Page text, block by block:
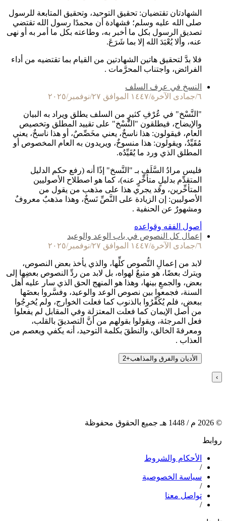
الشهادتان تقتضيان: تحقيق التوحيد، وتحقيق المتابعة للرسول
صلى الله عليه وسلم؛ فشهادة أن محمدًا رسول الله تقتضي
تصديق الرسول بكل ما أخبر به، وطاعته بكل ما أمر به أو نهى
عنه، وألا يُعْبَدَ الله إلا بما شَرَعَ.
فلا بدَّ لتحقيق هاتين الشهادتين من القيام بما تقتضيه من أداء
الفرائض، واجتناب المحرَّمات .
النسخ في عرف السلف
٦/جمادى الآخرة/١٤٤٧ الموافق ٢٧/نوفمبر/٢٠٢٥
"النَّسْخ" في عُرْفِ كثيرٍ من السلف يطلق ويراد به البيان
والإيضاح، فيطلقون "النَّسْخ" على تقييد المطلق وتخصيص
العام، فيقولون: هذا ناسخٌ، يعني مخَصِّصٌ، أو هذا ناسخٌ، يعني
مُقَيِّدٌ، ويقولون: هذا منسوخٌ، ويريدون به العام المخصوص أو
المطلق الذي ورد ما يُقَيِّدُه.
فليس مرادُ السَّلَفِ بـ "النَّسخ" إذًا أنه (رفع حكم الدليل
المتقدِّم بدليلٍ متأخِّرٍ عنه)، كما هو اصطلاح الأصوليين
المتأخِّرين، وقد يجري هذا على مذهب من يقول من
الأصوليين: إن الزيادة على النَّصِّ نَسخٌ، وهذا مذهبٌ معروفٌ
ومشهورٌ عن الحنفية .
أصول الفقه وقواعده
إعمال كل النصوص في باب الوعد والوعيد
٦/جمادى الآخرة/١٤٤٧ الموافق ٢٧/نوفمبر/٢٠٢٥
لابد من إعمالِ النُّصوص كلِّها، والذي يأخذ بعض النصوص،
ويترك بعضًا، هو متبعٌ لهواه، بل لابد من ردِّ النصوص بعضِها إلى
بعض، والجمعِ بينها، وهذا هو المنهج الحق الذي سار عليه أهل
السنة، فجمعوا بين نصوص الوعد والوعيد، وفسَّروا بعضَها
ببعض، فلم يُكَفِّرُوا بالذنوب كما فعلت الخوارج، ولم يُخرِجُوا
من أصل الإيمان كما فعلت المعتزلة وفي المقابل لم يفعلوا
فعل المرجئة، ويقولوا بقولهم من أنَّ التصديقَ بالقلب،
ومعرفةَ الخالق، والنطقَ بكلمة التوحيد، أنه يكفي ويعصم من
العذاب .
الأديان والفرق والمذاهب+
2
›
©
2026 م / 1448 هـ جميع الحقوق محفوظة
روابط
الأحكام والشروط
/
سياسة الخصوصية
/
تواصل معنا
/